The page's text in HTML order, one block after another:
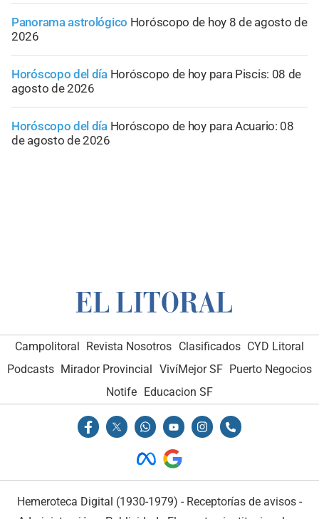
Panorama astrológico Horóscopo de hoy 8 de agosto de
2026
Horóscopo del día Horóscopo de hoy para Piscis: 08 de
agosto de 2026
Horóscopo del día Horóscopo de hoy para Acuario: 08
de agosto de 2026
Campolitoral Revista Nosotros Clasificados CYD Litoral
Podcasts Mirador Provincial VivíMejor SF Puerto Negocios
Notife
Educacion SF
Hemeroteca Digital (1930-1979) - Receptorías de avisos -